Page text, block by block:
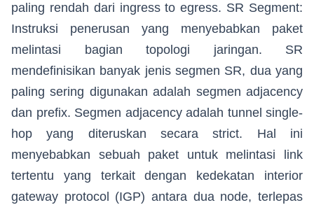
paling rendah dari ingress to egress. SR Segment:
Instruksi penerusan yang menyebabkan paket
melintasi bagian topologi jaringan. SR
mendefinisikan banyak jenis segmen SR, dua yang
paling sering digunakan adalah segmen adjacency
dan prefix. Segmen adjacency adalah tunnel single-
hop yang diteruskan secara strict. Hal ini
menyebabkan sebuah paket untuk melintasi link
tertentu yang terkait dengan kedekatan interior
gateway protocol (IGP) antara dua node, terlepas